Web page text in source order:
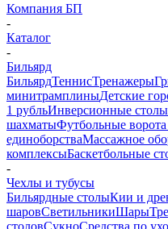
Компания БП
-
Каталог
-
Бильярд
БильярдТеннисТренажеры
минитрамплиныДетские
1 рубльИнверсионные столы
шахматыФутбольные
единоборстваМассажное
комплексыБаскетбольные
-
Чехлы и тубусы
Бильярдные столыКии и
шаровСветильникиШары
столовСукноСредства по